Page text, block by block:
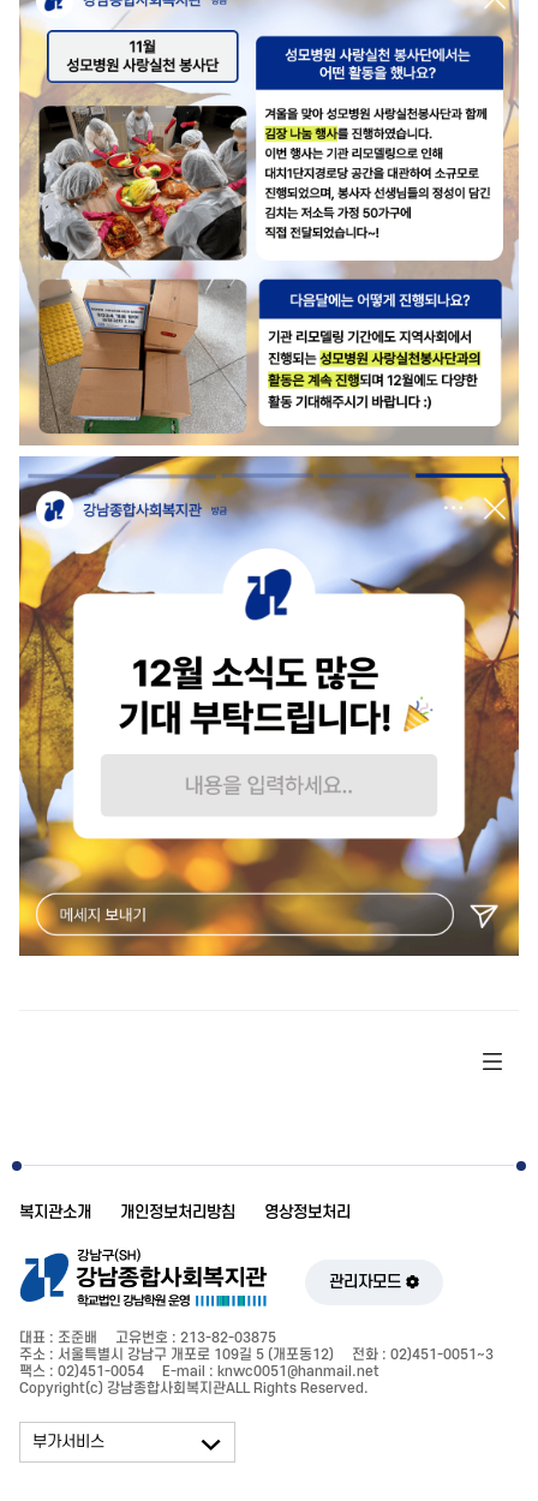
복지관소개 개인정보처리방침 영상정보처리
관리자모드
대표 : 조준배
고유번호 : 213-82-03875
주소 : 서울특별시 강남구 개포로 109길 5 (개포동12)
전화 : 02)451-0051~3
팩스 : 02)451-0054
E-mail : knwc0051@hanmail.net
Copyright(c) 강남종합사회복지관ALL Rights Reserved.
부가서비스